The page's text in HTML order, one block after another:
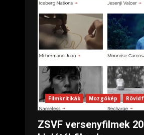
Filmkritikák Mozgókép
ZSVF versenyfilmek